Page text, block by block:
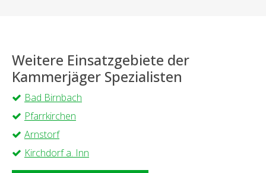
Weitere Einsatzgebiete der
Kammerjäger Spezialisten
Bad Birnbach
Pfarrkirchen
Arnstorf
Kirchdorf a. Inn